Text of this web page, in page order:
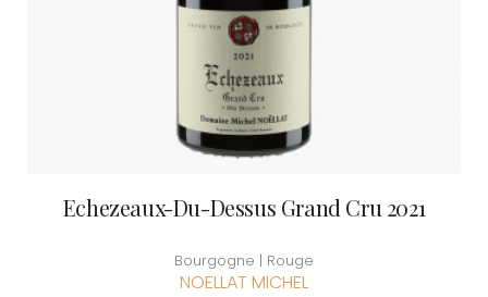
Echezeaux-Du-Dessus Grand Cru 2021
Bourgogne | Rouge
NOELLAT MICHEL